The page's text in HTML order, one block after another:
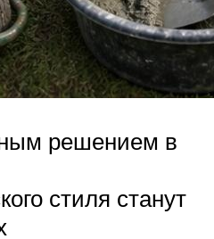
решением в
стиля станут